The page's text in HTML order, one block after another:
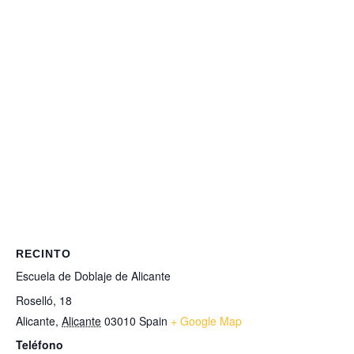
RECINTO
Escuela de Doblaje de Alicante
Roselló, 18
Alicante, Alicante 03010 Spain + Google Map
Teléfono